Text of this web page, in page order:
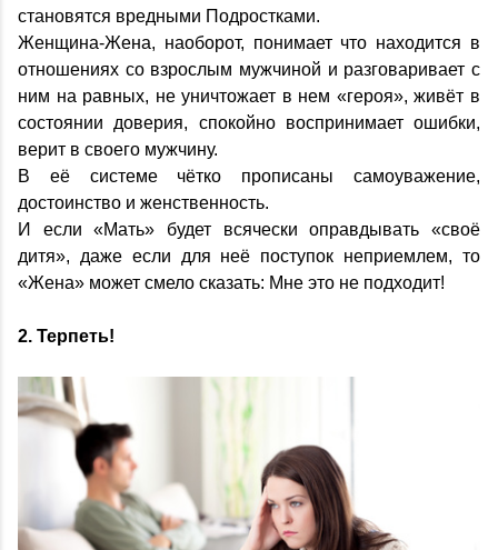
становятся вредными Подростками.
Женщина-Жена, наоборот, понимает что находится в
отношениях со взрослым мужчиной и разговаривает с
ним на равных, не уничтожает в нем «героя», живёт в
состоянии доверия, спокойно воспринимает ошибки,
верит в своего мужчину.
В её системе чётко прописаны самоуважение,
достоинство и женственность.
И если «Мать» будет всячески оправдывать «своё
дитя», даже если для неё поступок неприемлем, то
«Жена» может смело сказать: Мне это не подходит!
2. Терпеть!